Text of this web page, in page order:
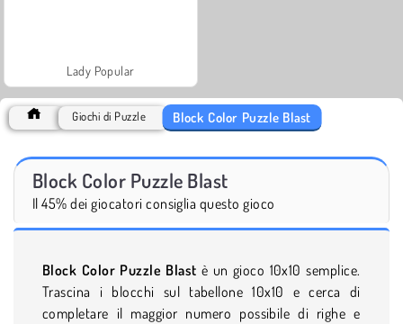
Lady Popular
Giochi di Puzzle Block Color Puzzle Blast
Block Color Puzzle Blast
Il 45% dei giocatori consiglia questo gioco
Block Color Puzzle Blast è un gioco 10x10 semplice.
Trascina i blocchi sul tabellone 10x10 e cerca di
completare il maggior numero possibile di righe e